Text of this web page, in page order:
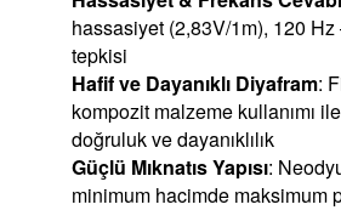
hassasiyet (2,83V/1m), 120
tepkisi
Hafif ve Dayanıklı Diyafram:
kompozit malzeme kullanımı
doğruluk ve dayanıklılık
Güçlü Mıknatıs Yapısı:
minimum hacimde maksimum